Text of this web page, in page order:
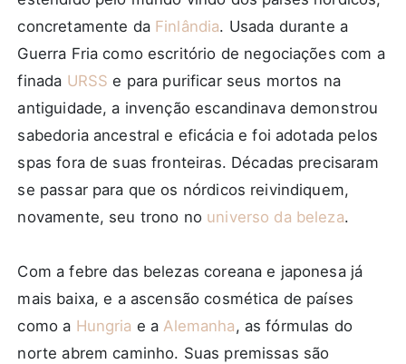
concretamente da Finlândia. Usada durante a
Guerra Fria como escritório de negociações com a
finada URSS e para purificar seus mortos na
antiguidade, a invenção escandinava demonstrou
sabedoria ancestral e eficácia e foi adotada pelos
spas fora de suas fronteiras. Décadas precisaram
se passar para que os nórdicos reivindiquem,
novamente, seu trono no universo da beleza.
Com a febre das belezas coreana e japonesa já
mais baixa, e a ascensão cosmética de países
como a Hungria e aAlemanha, as fórmulas do
norte abrem caminho. Suas premissas são